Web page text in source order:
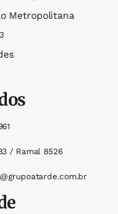
Metropolitana
/ Ramal 8526